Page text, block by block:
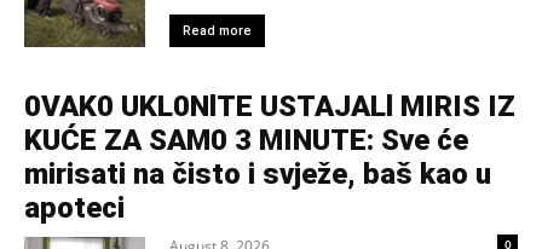
Read more
0VAK0 UKL0NlTE USTAJALl MIRIS IZ
KUĆE ZA SAM0 3 MINUTE: Sve će
mirisati na čisto i svježe, baš kao u
apoteci
0